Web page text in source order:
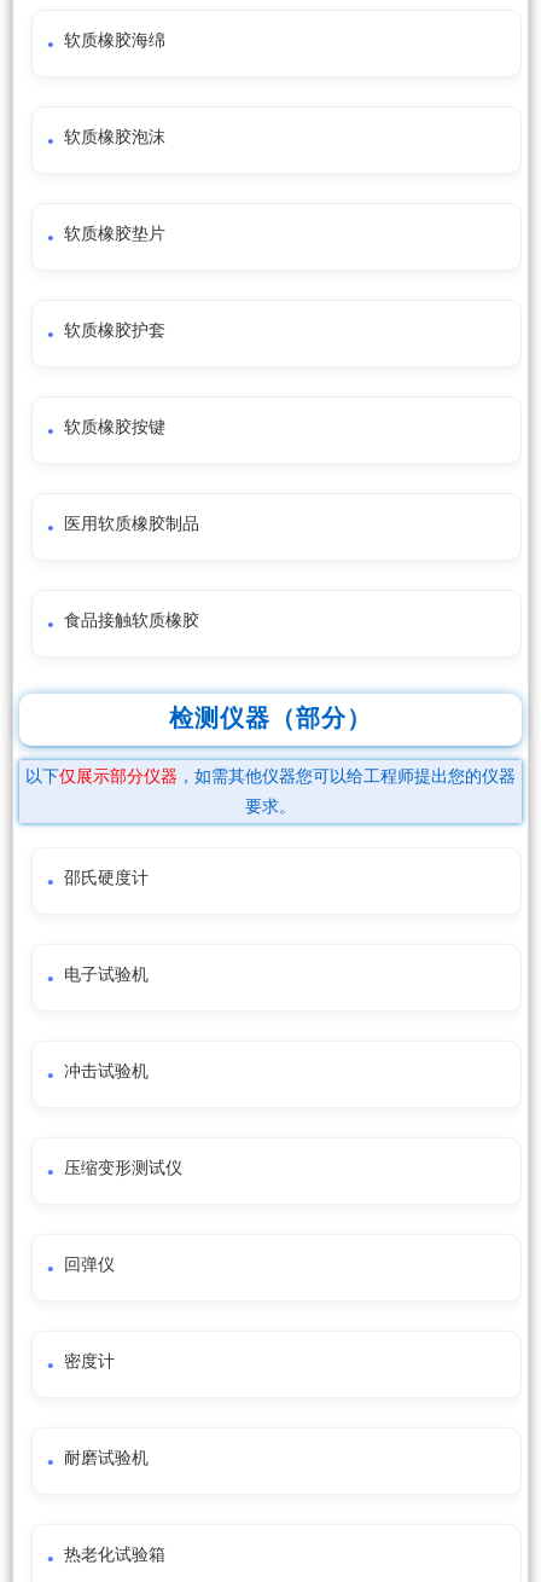
软质橡胶海绵
软质橡胶泡沫
软质橡胶垫片
软质橡胶护套
软质橡胶按键
医用软质橡胶制品
食品接触软质橡胶
检测仪器（部分）
以下仅展示部分仪器 ，如需其他仪器您可以给工程师提出您的仪器
要求。
邵氏硬度计
电子试验机
冲击试验机
压缩变形测试仪
回弹仪
密度计
耐磨试验机
热老化试验箱